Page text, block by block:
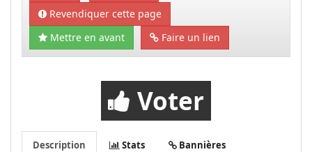
Revendiquer cette page
Mettre en avant
Faire un lien
Voter
Description Stats Bannières